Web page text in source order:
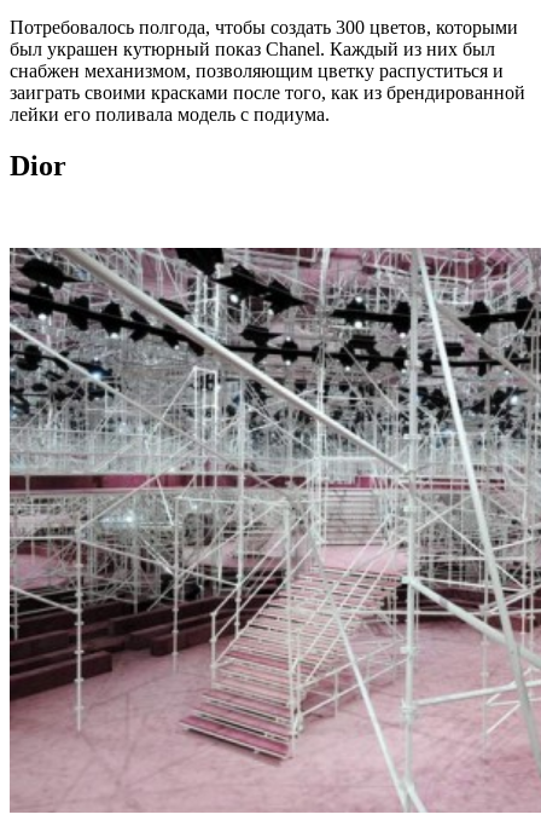
Потребовалось полгода, чтобы создать 300 цветов, которыми
был украшен кутюрный показ Chanel. Каждый из них был
снабжен механизмом, позволяющим цветку распуститься и
заиграть своими красками после того, как из брендированной
лейки его поливала модель с подиума.
Dior